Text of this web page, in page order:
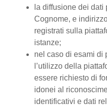
la diffusione dei
Cognome, e
registrati sulla
istanze;
nel caso di esami di
l’utilizzo della
essere richiesto di
idonei al
identificativi e dati